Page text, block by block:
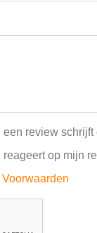
review schrijft
op mijn